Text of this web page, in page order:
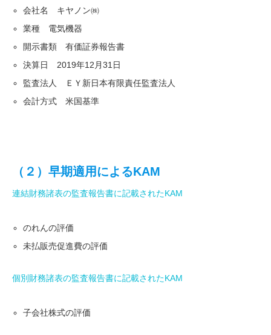
会社名 キヤノン㈱
業種 電気機器
開示書類 有価証券報告書
決算日 2019年12月31日
監査法人 ＥＹ新日本有限責任監査法人
会計方式 米国基準
（２）早期適用によるKAM
連結財務諸表の監査報告書に記載されたKAM
のれんの評価
未払販売促進費の評価
個別財務諸表の監査報告書に記載されたKAM
子会社株式の評価